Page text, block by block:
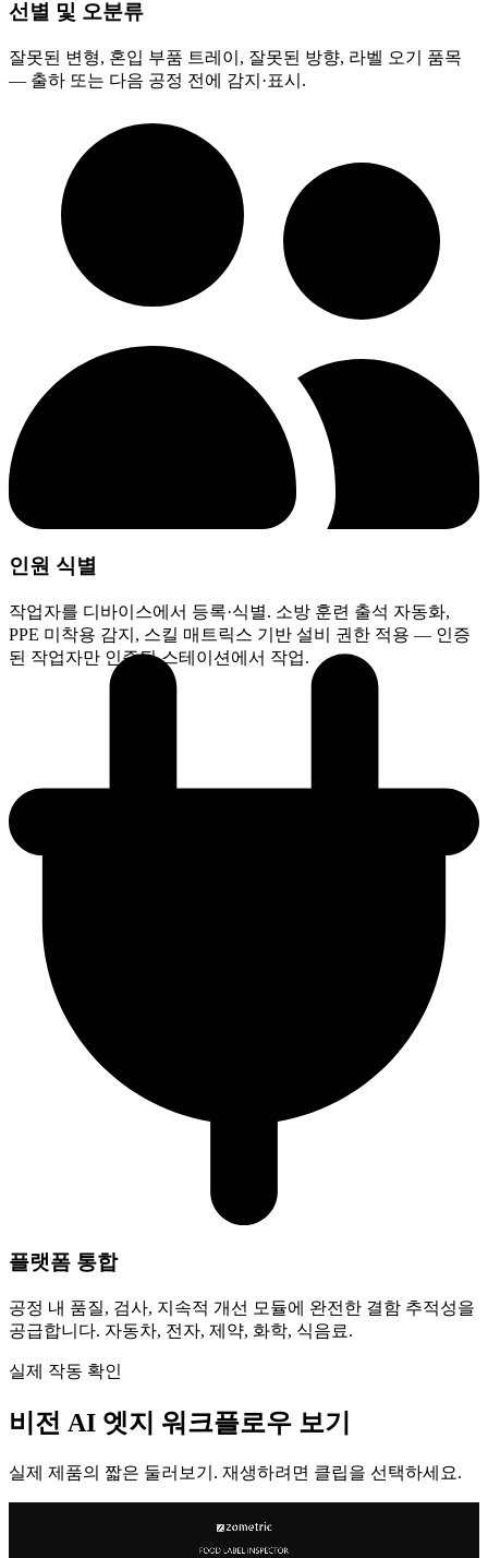
선별 및 오분류
잘못된 변형, 혼입 부품 트레이, 잘못된 방향, 라벨 오기 품목
— 출하 또는 다음 공정 전에 감지·표시.
인원 식별
작업자를 디바이스에서 등록·식별. 소방 훈련 출석 자동화,
PPE 미착용 감지, 스킬 매트릭스 기반 설비 권한 적용 — 인증
된 작업자만 인증된 스테이션에서 작업.
플랫폼 통합
공정 내 품질, 검사, 지속적 개선 모듈에 완전한 결함 추적성을
공급합니다. 자동차, 전자, 제약, 화학, 식음료.
실제 작동 확인
비전 AI 엣지 워크플로우 보기
실제 제품의 짧은 둘러보기. 재생하려면 클립을 선택하세요.